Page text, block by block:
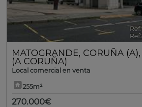
MATOGRANDE, CORUÑA (A),
(A CORUÑA)
Local comercial en venta
255m²
270.000€